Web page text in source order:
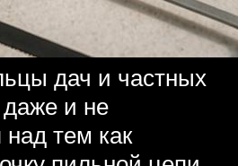
дач и частных
и не
тем как